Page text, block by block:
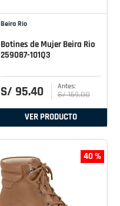
Beira Rio
Botines de Mujer Beira Rio
259087-101Q3
S/ 95.40 S/ 159.00
VER PRODUCTO
40 %